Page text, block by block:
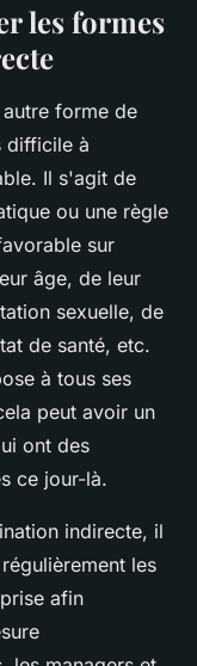
les formes
forme de
difficile à
Il s'agit de
ou une règle
sur
âge, de leur
sexuelle, de
de santé, etc.
à tous ses
peut avoir un
ont des
ce jour-là.
indirecte, il
les
afin